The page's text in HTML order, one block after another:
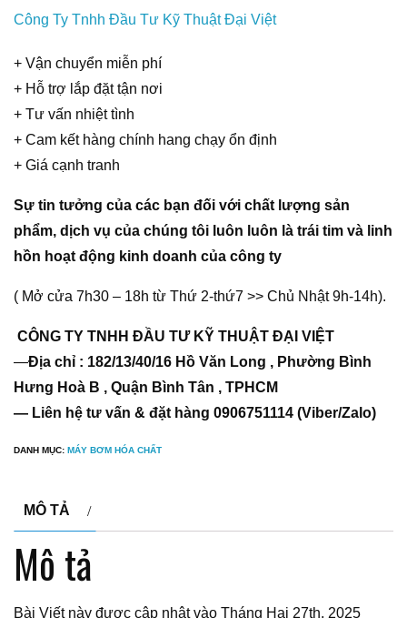
Công Ty Tnhh Đầu Tư Kỹ Thuật Đại Việt
+ Vận chuyển miễn phí
+ Hỗ trợ lắp đặt tận nơi
+ Tư vấn nhiệt tình
+ Cam kết hàng chính hang chạy ổn định
+ Giá cạnh tranh
Sự tin tưởng của các bạn đối với chất lượng sản
phẩm, dịch vụ của chúng tôi luôn luôn là trái tim và linh
hồn hoạt động kinh doanh của công ty
( Mở cửa 7h30 – 18h từ Thứ 2-thứ7 >> Chủ Nhật 9h-14h).
CÔNG TY TNHH ĐẦU TƯ KỸ THUẬT ĐẠI VIỆT
—Địa chỉ : 182/13/40/16 Hồ Văn Long , Phường Bình
Hưng Hoà B , Quận Bình Tân , TPHCM
— Liên hệ tư vấn & đặt hàng 0906751114 (Viber/Zalo)
DANH MỤC: MÁY BƠM HÓA CHẤT
MÔ TẢ
Mô tả
Bài Viết này được cập nhật vào Tháng Hai 27th, 2025